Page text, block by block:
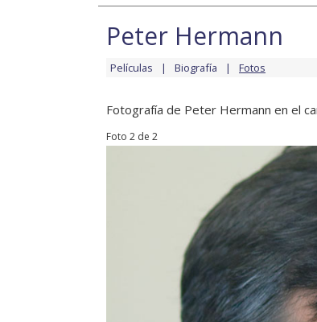
Peter Hermann
Películas Biografía Fotos
Fotografía de Peter Hermann en el
Foto 2 de 2